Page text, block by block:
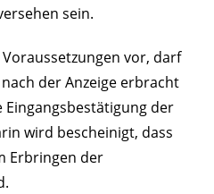
sein.
vor, darf
der Anzeige erbracht
Eingangsbestätigung der
wird bescheinigt, dass
Erbringen der